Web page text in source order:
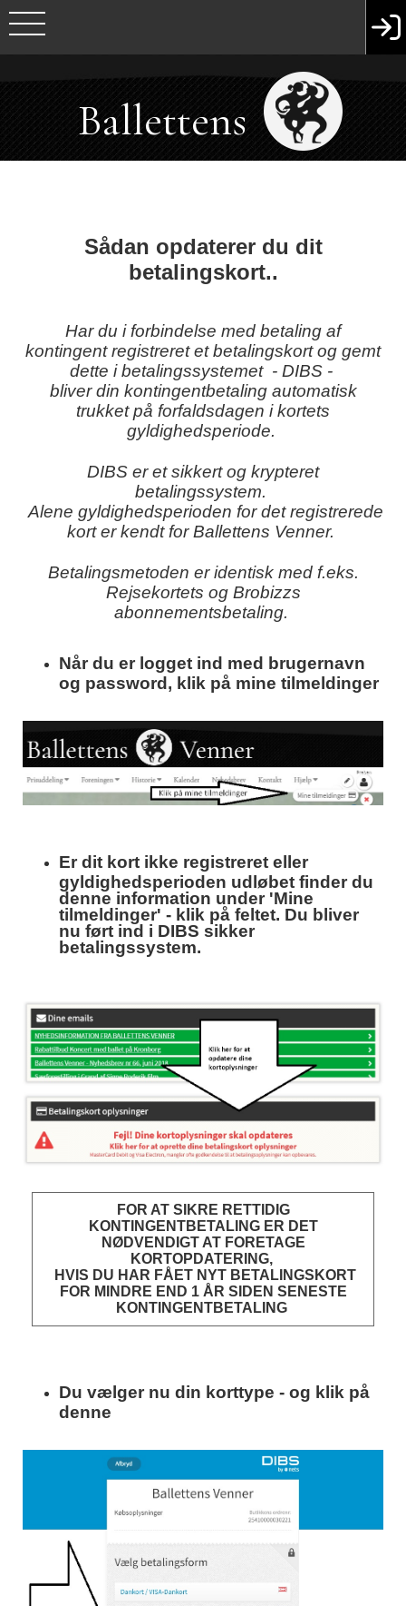
Ballettens
Sådan opdaterer du dit
betalingskort..
Har du i forbindelse med betaling af
kontingent registreret et betalingskort og gemt
dette i betalingssystemet - DIBS -
bliver din kontingentbetaling automatisk
trukket på forfaldsdagen i kortets
gyldighedsperiode.
DIBS er et sikkert og krypteret
betalingssystem.
Alene gyldighedsperioden for det registrerede
kort er kendt for Ballettens Venner.
Betalingsmetoden er identisk med f.eks.
Rejsekortets og Brobizzs
abonnementsbetaling.
Når du er logget ind med brugernavn
og password, klik på mine tilmeldinger
Er dit kort ikke registreret eller
gyldighedsperioden udløbet finder du
denne information under 'Mine
tilmeldinger' - klik på feltet. Du bliver
nu ført ind i DIBS sikker
betalingssystem.
FOR AT SIKRE RETTIDIG
KONTINGENTBETALING ER DET
NØDVENDIGT AT FORETAGE
KORTOPDATERING,
HVIS DU HAR FÅET NYT BETALINGSKORT
FOR MINDRE END 1 ÅR SIDEN SENESTE
KONTINGENTBETALING
Du vælger nu din korttype - og klik på
denne